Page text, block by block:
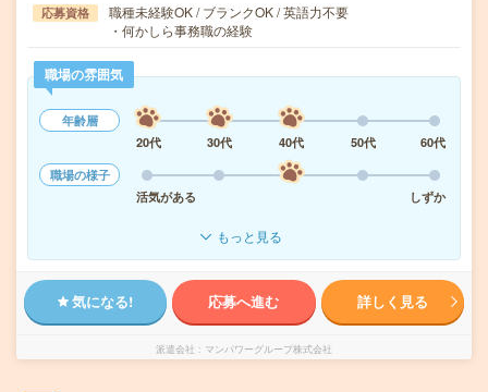
応募資格
職種未経験OK / ブランクOK / 英語力不要
・何かしら事務職の経験
職場の雰囲気
年齢層
20代
30代 40代 50代
60代
職場の様子
活気がある
しずか
もっと見る
気になる! 応募へ進む 詳しく見る
派遣会社 マンパワーグループ株式会社